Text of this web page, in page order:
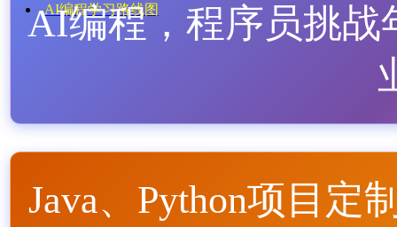
AI编程学习路线图
AI编程，程序员挑战
Java、Python项目定